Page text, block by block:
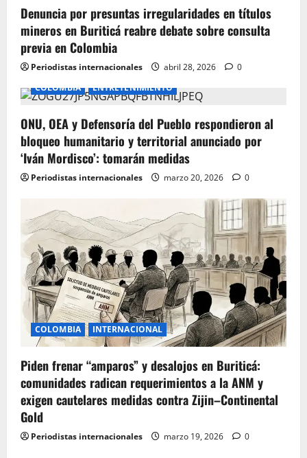
o
n
Denuncia por presuntas irregularidades en títulos
mineros en Buriticá reabre debate sobre consulta
previa en Colombia
Periodistas internacionales abril 28, 2026
0
COLOMBIA
ENTRETENIMIENTO
ONU, OEA y Defensoría del Pueblo respondieron al
bloqueo humanitario y territorial anunciado por
‘Iván Mordisco’: tomarán medidas
Periodistas internacionales marzo 20, 2026 0
COLOMBIA INTERNACIONAL
Piden frenar “amparos” y desalojos en Buriticá:
comunidades radican requerimientos a la ANM y
exigen cautelares medidas contra Zijin–Continental
Gold
Periodistas internacionales marzo 19, 2026 0